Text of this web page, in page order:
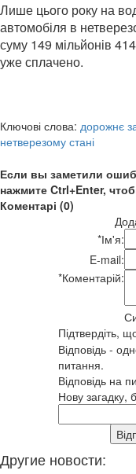
Лише цього року на
автомобіля в
суму 149 мільйонів
уже сплачено.
Ключові слова: дорожнє
нетверезому стані
Если вы заметили
нажмите Ctrl+Enter,
Коментарі (0)
*Ім'я:
E-mail:
*Коментарій:
Підтвердіть,
Відповідь -
питання.
Відповідь на
Нову загадку,
Другие новости: